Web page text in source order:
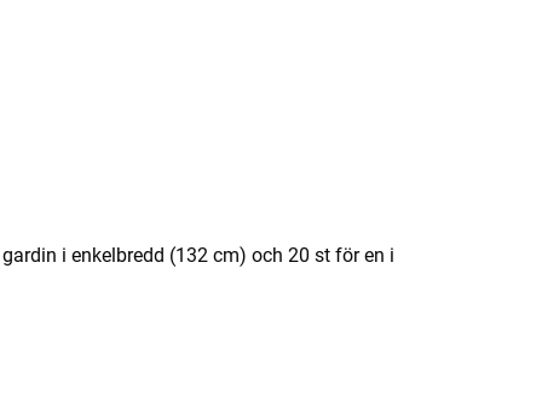
i enkelbredd (132 cm) och 20 st för en i